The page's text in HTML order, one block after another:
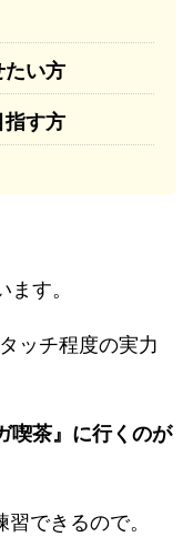
たい方
指す方
す。
ッチ程度の実力
喫茶』に行くのが
できるので。